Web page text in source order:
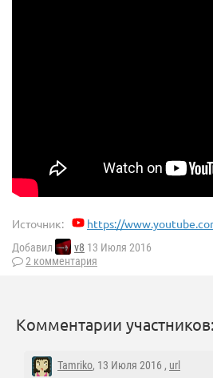
Источник: https://
Добавил v8 13 Июля 2016
2 комментария
Комментарии участников:
Tamriko, 13 Июля 2016 , url